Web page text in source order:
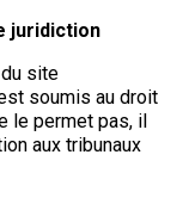
juridiction
site
soumis au droit
le permet pas, il
aux tribunaux